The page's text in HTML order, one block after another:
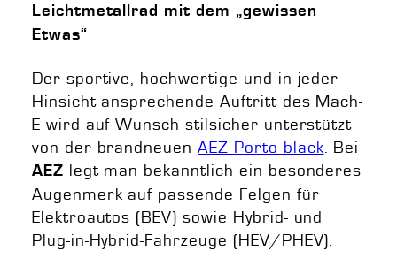
Leichtmetallrad mit dem „gewissen
Etwas“
Der sportive, hochwertige und in jeder
Hinsicht ansprechende Auftritt des Mach-
E wird auf Wunsch stilsicher unterstützt
von der brandneuenAEZ Porto black. Bei
AEZ legt man bekanntlich ein besonderes
Augenmerk auf passende Felgen für
Elektroautos (BEV) sowie Hybrid- und
Plug-in-Hybrid-Fahrzeuge (HEV/PHEV).